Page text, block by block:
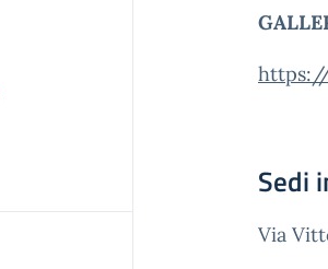
Sedi
Via